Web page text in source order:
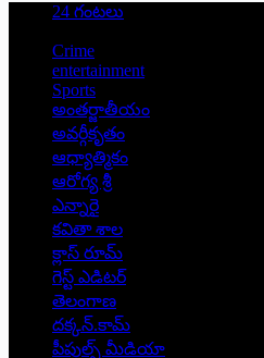
24 గంటలు
Crime
entertainment
Sports
అంతర్జాతీయం
అవర్గీకృతం
ఆధ్యాత్మికం
ఆరోగ్య శ్రీ
ఎన్నారై
కవితా శాల
క్లాస్ రూమ్
గెస్ట్ ఎడిటర్
తెలంగాణ
దక్కన్.కామ్
పీపుల్స్ ‌మీడియా